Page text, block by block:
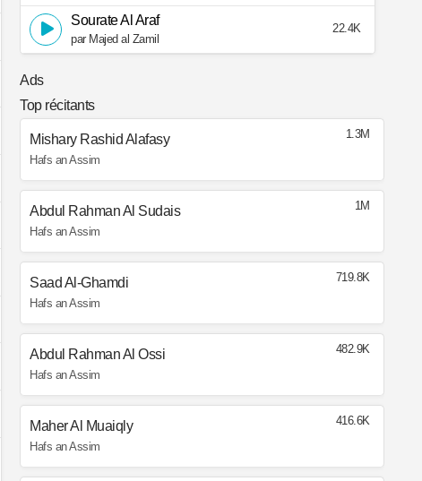
Sourate Al Araf
par Majed al Zamil
22.4K
Ads
Top récitants
Mishary Rashid Alafasy
Hafs an Assim
1.3M
Abdul Rahman Al Sudais
Hafs an Assim
1M
Saad Al-Ghamdi
Hafs an Assim
719.8K
Abdul Rahman Al Ossi
Hafs an Assim
482.9K
Maher Al Muaiqly
Hafs an Assim
416.6K